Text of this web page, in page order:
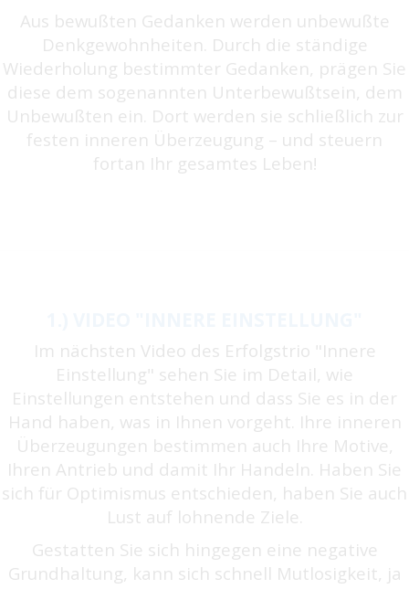
Aus bewußten Gedanken werden unbewußte
Denkgewohnheiten. Durch die ständige
Wiederholung bestimmter Gedanken, prägen Sie
diese dem sogenannten Unterbewußtsein, dem
Unbewußten ein. Dort werden sie schließlich zur
festen inneren Überzeugung – und steuern
fortan Ihr gesamtes Leben!
Im nächsten Video des Erfolgstrio "Innere
Einstellung" sehen Sie im Detail, wie
Einstellungen entstehen und dass Sie es in der
Hand haben, was in Ihnen vorgeht. Ihre inneren
Überzeugungen bestimmen auch Ihre Motive,
Ihren Antrieb und damit Ihr Handeln. Haben Sie
sich für Optimismus entschieden, haben Sie auch
Lust auf lohnende Ziele.
Gestatten Sie sich hingegen eine negative
Grundhaltung, kann sich schnell Mutlosigkeit, ja